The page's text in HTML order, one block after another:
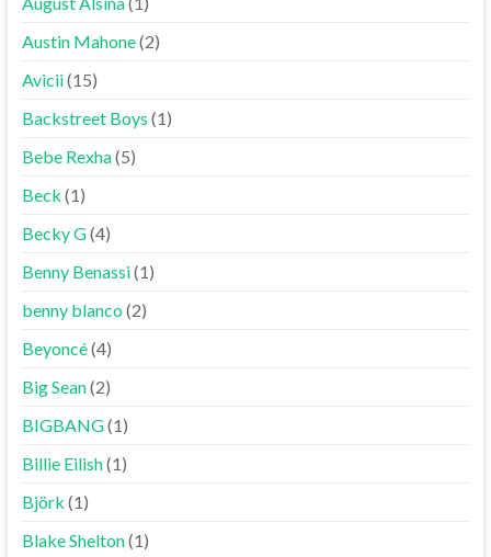
Austin Mahone(2)
Avicii(15)
Backstreet Boys (1)
Bebe Rexha(5)
Beck (1)
Becky G(4)
Benny Benassi(1)
benny blanco(2)
Beyoncé(4)
Big Sean(2)
BIGBANG(1)
Billie Eilish(1)
Björk (1)
Blake Shelton(1)